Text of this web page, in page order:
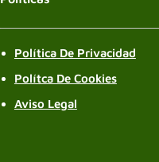
Política De Privacidad
Polítca De Cookies
Aviso Legal